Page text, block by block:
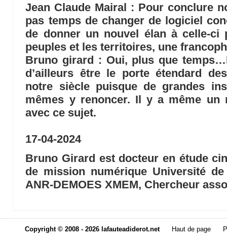
Jean Claude Mairal : Pour conclure
pas temps de changer de logiciel
de donner un nouvel élan à celle-ci
peuples et les territoires, une
Bruno girard : Oui, plus que
d’ailleurs être le porte étendard
notre siècle puisque de grandes
mêmes y renoncer. Il y a même un
avec ce sujet.
17-04-2024
Bruno Girard est docteur en étude
de mission numérique Université
ANR-DEMOES XMEM, Chercheur
Copyright © 2008 - 2026 lafauteadiderot.net Haut de page